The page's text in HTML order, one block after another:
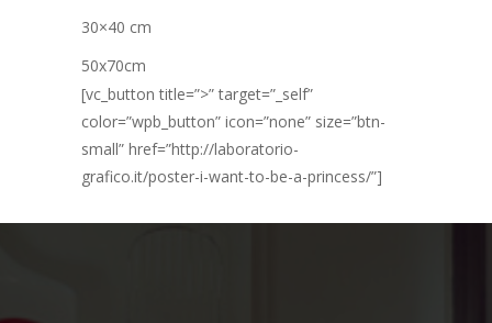
30×40 cm
50x70cm
[vc_button title=”>” target=”_self”
color=”wpb_button” icon=”none” size=”btn-
small” href=”http://laboratorio-
grafico.it/poster-i-want-to-be-a-princess/”]